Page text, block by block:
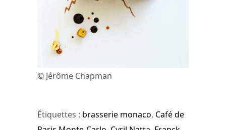
© Jérôme Chapman
Étiquettes : brasserie monaco, Café de